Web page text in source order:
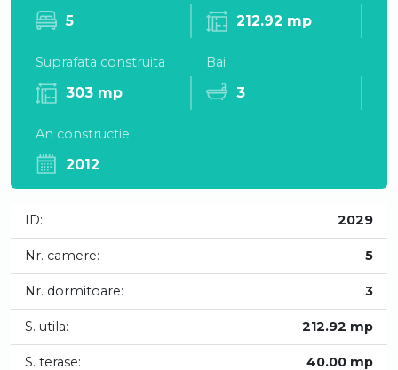
5 212.92 mp
Suprafata construita
303 mp
Bai
3
An constructie
2012
ID: 2029
Nr. camere: 5
Nr. dormitoare: 3
S. utila: 212.92 mp
S. terase: 40.00 mp